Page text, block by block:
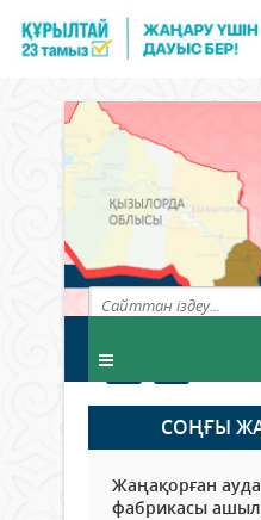
СОҢҒЫ
Жаңақорған
фабрикасы